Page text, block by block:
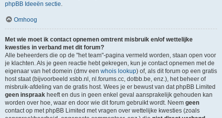
phpBB Ideeën sectie.
Omhoog
Met wie moet ik contact opnemen omtrent misbruik en/of wettelijke
kwesties in verband met dit forum?
Alle beheerders die op de "het team"-pagina vermeld worden, staan open voor
je klachten. Als je geen reactie hebt gekregen, kun je contact opnemen met de
eigenaar van het domein (dmv een whois lookup) of, als dit forum op een gratis
host staat (bijvoorbeeld xsbb.nl, nl.forums.cc, dotbb.be, enz.), het beheer of
misbruik-afdeling van de gratis host. Wees je er bewust van dat phpBB Limited
geen inspraak heeft en dus in geen enkel geval aansprakelijk gehouden kan
worden over hoe, waar en door wie dit forum gebruikt wordt. Neem geen
contact op met phpBB Limited met vragen over wettelijke kwesties (zoals